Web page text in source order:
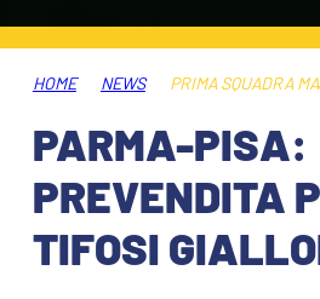
MUSEUM CLUB
BIGLIETTI
ABBONAMENTI
INFO BIGLIETTI
TARDINI CARD
SHOP
ESPORTS
HOME NEWS PRIMA SQUADRA
PARMA-PISA:
PREVENDITA
TIFOSI